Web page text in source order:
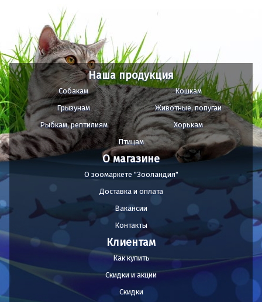
Наша продукция
Собакам
Кошкам
Грызунам
Животные, попугаи
Рыбкам, рептилиям
Хорькам
Птицам
О магазине
О зоомаркете "Зооландия"
Доставка и оплата
Вакансии
Контакты
Клиентам
Как купить
Скидки и акции
Скидки